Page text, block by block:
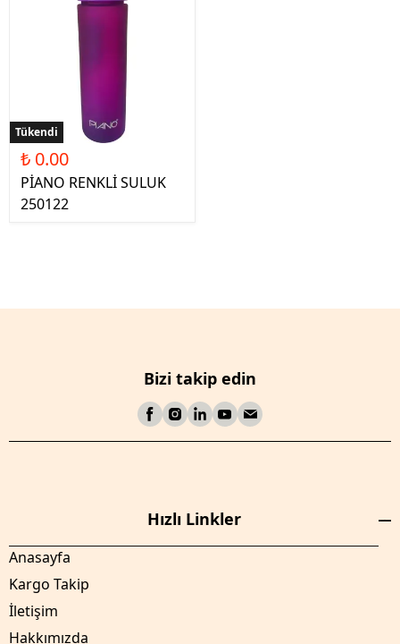
Tükendi
₺ 0.00
PİANO RENKLİ SULUK
250122
Bizi takip edin
Hızlı Linkler
Anasayfa
Kargo Takip
İletişim
Hakkımızda